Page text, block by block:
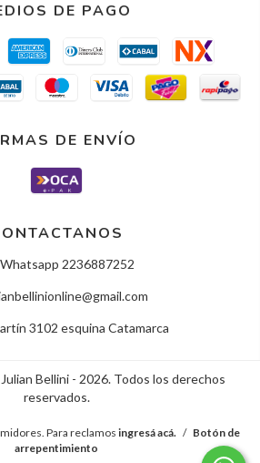
DE PAGO
DE ENVÍO
Whatsapp 2236887252
3102 esquina Catamarca
Bellini - 2026. Todos los derechos
reservados.
Para reclamos ingresá acá. / Botón de
arrepentimiento